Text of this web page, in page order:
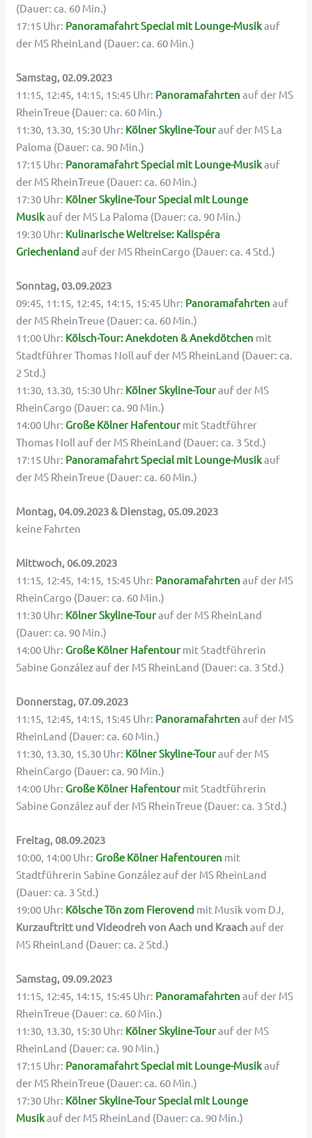
(Dauer: ca. 60 Min.)
17:15 Uhr: Panoramafahrt Special mit Lounge-Musikauf
der MS RheinLand (Dauer: ca. 60 Min.)
Samstag, 02.09.2023
11:15, 12:45, 14:15, 15:45 Uhr: Panoramafahrtenauf der MS
RheinTreue (Dauer: ca. 60 Min.)
11:30, 13.30, 15:30 Uhr: Kölner Skyline-Tourauf der MS La
Paloma (Dauer: ca. 90 Min.)
17:15 Uhr: Panoramafahrt Special mit Lounge-Musikauf
der MS RheinTreue (Dauer: ca. 60 Min.)
17:30 Uhr: Kölner Skyline-Tour Special mit Lounge
Musikauf der MS La Paloma (Dauer: ca. 90 Min.)
19:30 Uhr: Kulinarische Weltreise: Kalispéra
Griechenlandauf der MS RheinCargo (Dauer: ca. 4 Std.)
Sonntag, 03.09.2023
09:45, 11:15, 12:45, 14:15, 15:45 Uhr: Panoramafahrtenauf
der MS RheinTreue (Dauer: ca. 60 Min.)
11:00 Uhr: Kölsch-Tour: Anekdoten & Anekdötchen mit
Stadtführer Thomas Noll auf der MS RheinLand (Dauer: ca.
2 Std.)
11:30, 13.30, 15:30 Uhr: Kölner Skyline-Tourauf der MS
RheinCargo (Dauer: ca. 90 Min.)
14:00 Uhr: Große Kölner Hafentourmit Stadtführer
Thomas Noll auf der MS RheinLand (Dauer: ca. 3 Std.)
17:15 Uhr: Panoramafahrt Special mit Lounge-Musikauf
der MS RheinTreue (Dauer: ca. 60 Min.)
Montag, 04.09.2023 & Dienstag, 05.09.2023
keine Fahrten
Mittwoch, 06.09.2023
11:15, 12:45, 14:15, 15:45 Uhr: Panoramafahrtenauf der MS
RheinCargo (Dauer: ca. 60 Min.)
11:30 Uhr: Kölner Skyline-Tourauf der MS RheinLand
(Dauer: ca. 90 Min.)
14:00 Uhr: Große Kölner Hafentourmit Stadtführerin
Sabine González auf der MS RheinLand (Dauer: ca. 3 Std.)
Donnerstag, 07.09.2023
11:15, 12:45, 14:15, 15:45 Uhr: Panoramafahrtenauf der MS
RheinLand (Dauer: ca. 60 Min.)
11:30, 13.30, 15.30 Uhr: Kölner Skyline-Tourauf der MS
RheinCargo (Dauer: ca. 90 Min.)
14:00 Uhr: Große Kölner Hafentourmit Stadtführerin
Sabine González auf der MS RheinTreue (Dauer: ca. 3 Std.)
Freitag, 08.09.2023
10:00, 14:00 Uhr: Große Kölner Hafentouren mit
Stadtführerin Sabine González auf der MS RheinLand
(Dauer: ca. 3 Std.)
19:00 Uhr: Kölsche Tön zom Fierovend mit Musik vom DJ,
Kurzauftritt und Videodreh von Aach und Kraach auf der
MS RheinLand (Dauer: ca. 2 Std.)
Samstag, 09.09.2023
11:15, 12:45, 14:15, 15:45 Uhr: Panoramafahrtenauf der MS
RheinTreue (Dauer: ca. 60 Min.)
11:30, 13.30, 15:30 Uhr: Kölner Skyline-Tourauf der MS
RheinLand (Dauer: ca. 90 Min.)
17:15 Uhr: Panoramafahrt Special mit Lounge-Musikauf
der MS RheinTreue (Dauer: ca. 60 Min.)
17:30 Uhr: Kölner Skyline-Tour Special mit Lounge
Musikauf der MS RheinLand (Dauer: ca. 90 Min.)